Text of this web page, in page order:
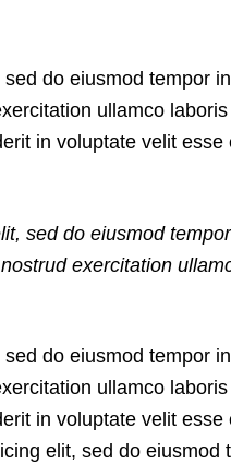
do eiusmod tempor
ullamco
in voluptate velit
sed do eiusmod
exercitation
do eiusmod tempor
ullamco
in voluptate velit
elit, sed do eiusmod